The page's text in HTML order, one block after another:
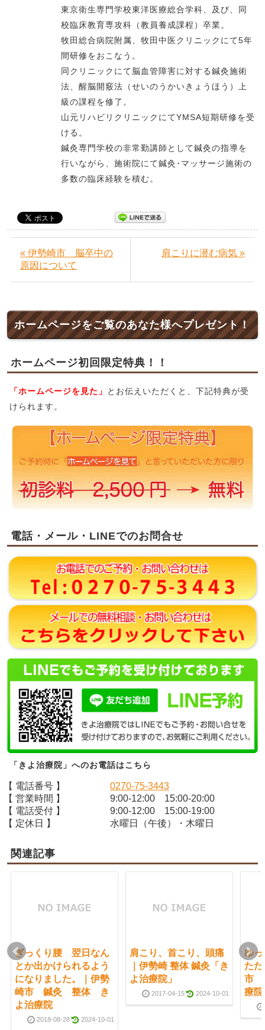
東京衛生専門学校東洋医療総合学科、及び、同
校臨床教育専攻科（教員養成課程）卒業。
牧田総合病院附属、牧田中医クリニックにて5年
間研修をおこなう。
同クリニックにて脳血管障害に対する鍼灸施術
法、醒脳開竅法（せいのうかいきょうほう）上
級の課程を修了。
山元リハビリクリニックにてYMSA短期研修を受
ける。
鍼灸専門学校の非常勤講師として鍼灸の指導を
行いながら、施術院にて鍼灸･マッサージ施術の
多数の臨床経験を積む。
« 伊勢崎市 脳卒中の
原因について
肩こりに潜む病気 »
ホームページをご覧のあなた様へプレゼント！
ホームページ初回限定特典！！
「ホームページを見た」
とお伝えいただくと、下記特典が受
けられます。
電話・メール・LINEでのお問合せ
「きよ治療院」へのお電話はこちら
【 電話番号 】
0270-75-3443
【 営業時間 】
9:00-12:00 15:00-20:00
【 電話受付 】
9:00-12:00 15:00-19:00
【 定休日 】
水曜日（午後）・木曜日
関連記事
ぎっくり腰 翌日なん
とか出かけられるよう
になりました。｜伊勢
崎市 鍼灸 整体 き
よ治療院
2018-08-28 2024-10-01
肩こり、首こり、頭痛
｜伊勢崎 整体 鍼灸「き
よ治療院」
2017-04-15 2024-10-01
ゆ
た
市
療院